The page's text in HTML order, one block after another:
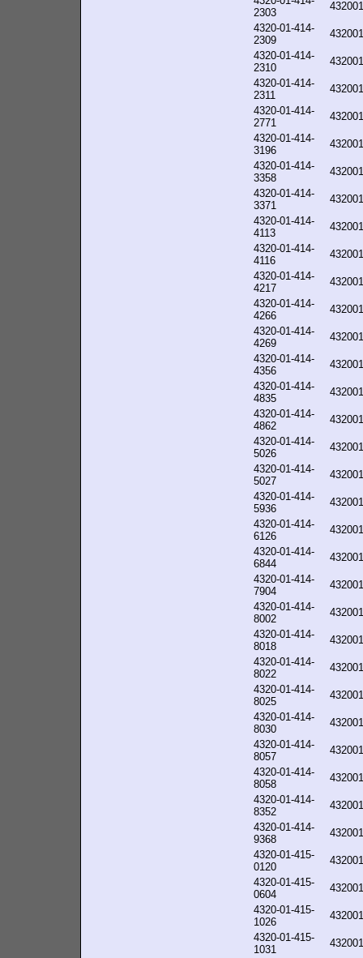
2303
4320-01-414-
2309
4320-01-414-
2310
4320-01-414-
2311
4320-01-414-
2771
4320-01-414-
3196
4320-01-414-
3358
4320-01-414-
3371
4320-01-414-
4113
4320-01-414-
4116
4320-01-414-
4217
4320-01-414-
4266
4320-01-414-
4269
4320-01-414-
4356
4320-01-414-
4835
4320-01-414-
4862
4320-01-414-
5026
4320-01-414-
5027
4320-01-414-
5936
4320-01-414-
6126
4320-01-414-
6844
4320-01-414-
7904
4320-01-414-
8002
4320-01-414-
8018
4320-01-414-
8022
4320-01-414-
8025
4320-01-414-
8030
4320-01-414-
8057
4320-01-414-
8058
4320-01-414-
8352
4320-01-414-
9368
4320-01-415-
0120
4320-01-415-
0604
4320-01-415-
1026
4320-01-415-
1031